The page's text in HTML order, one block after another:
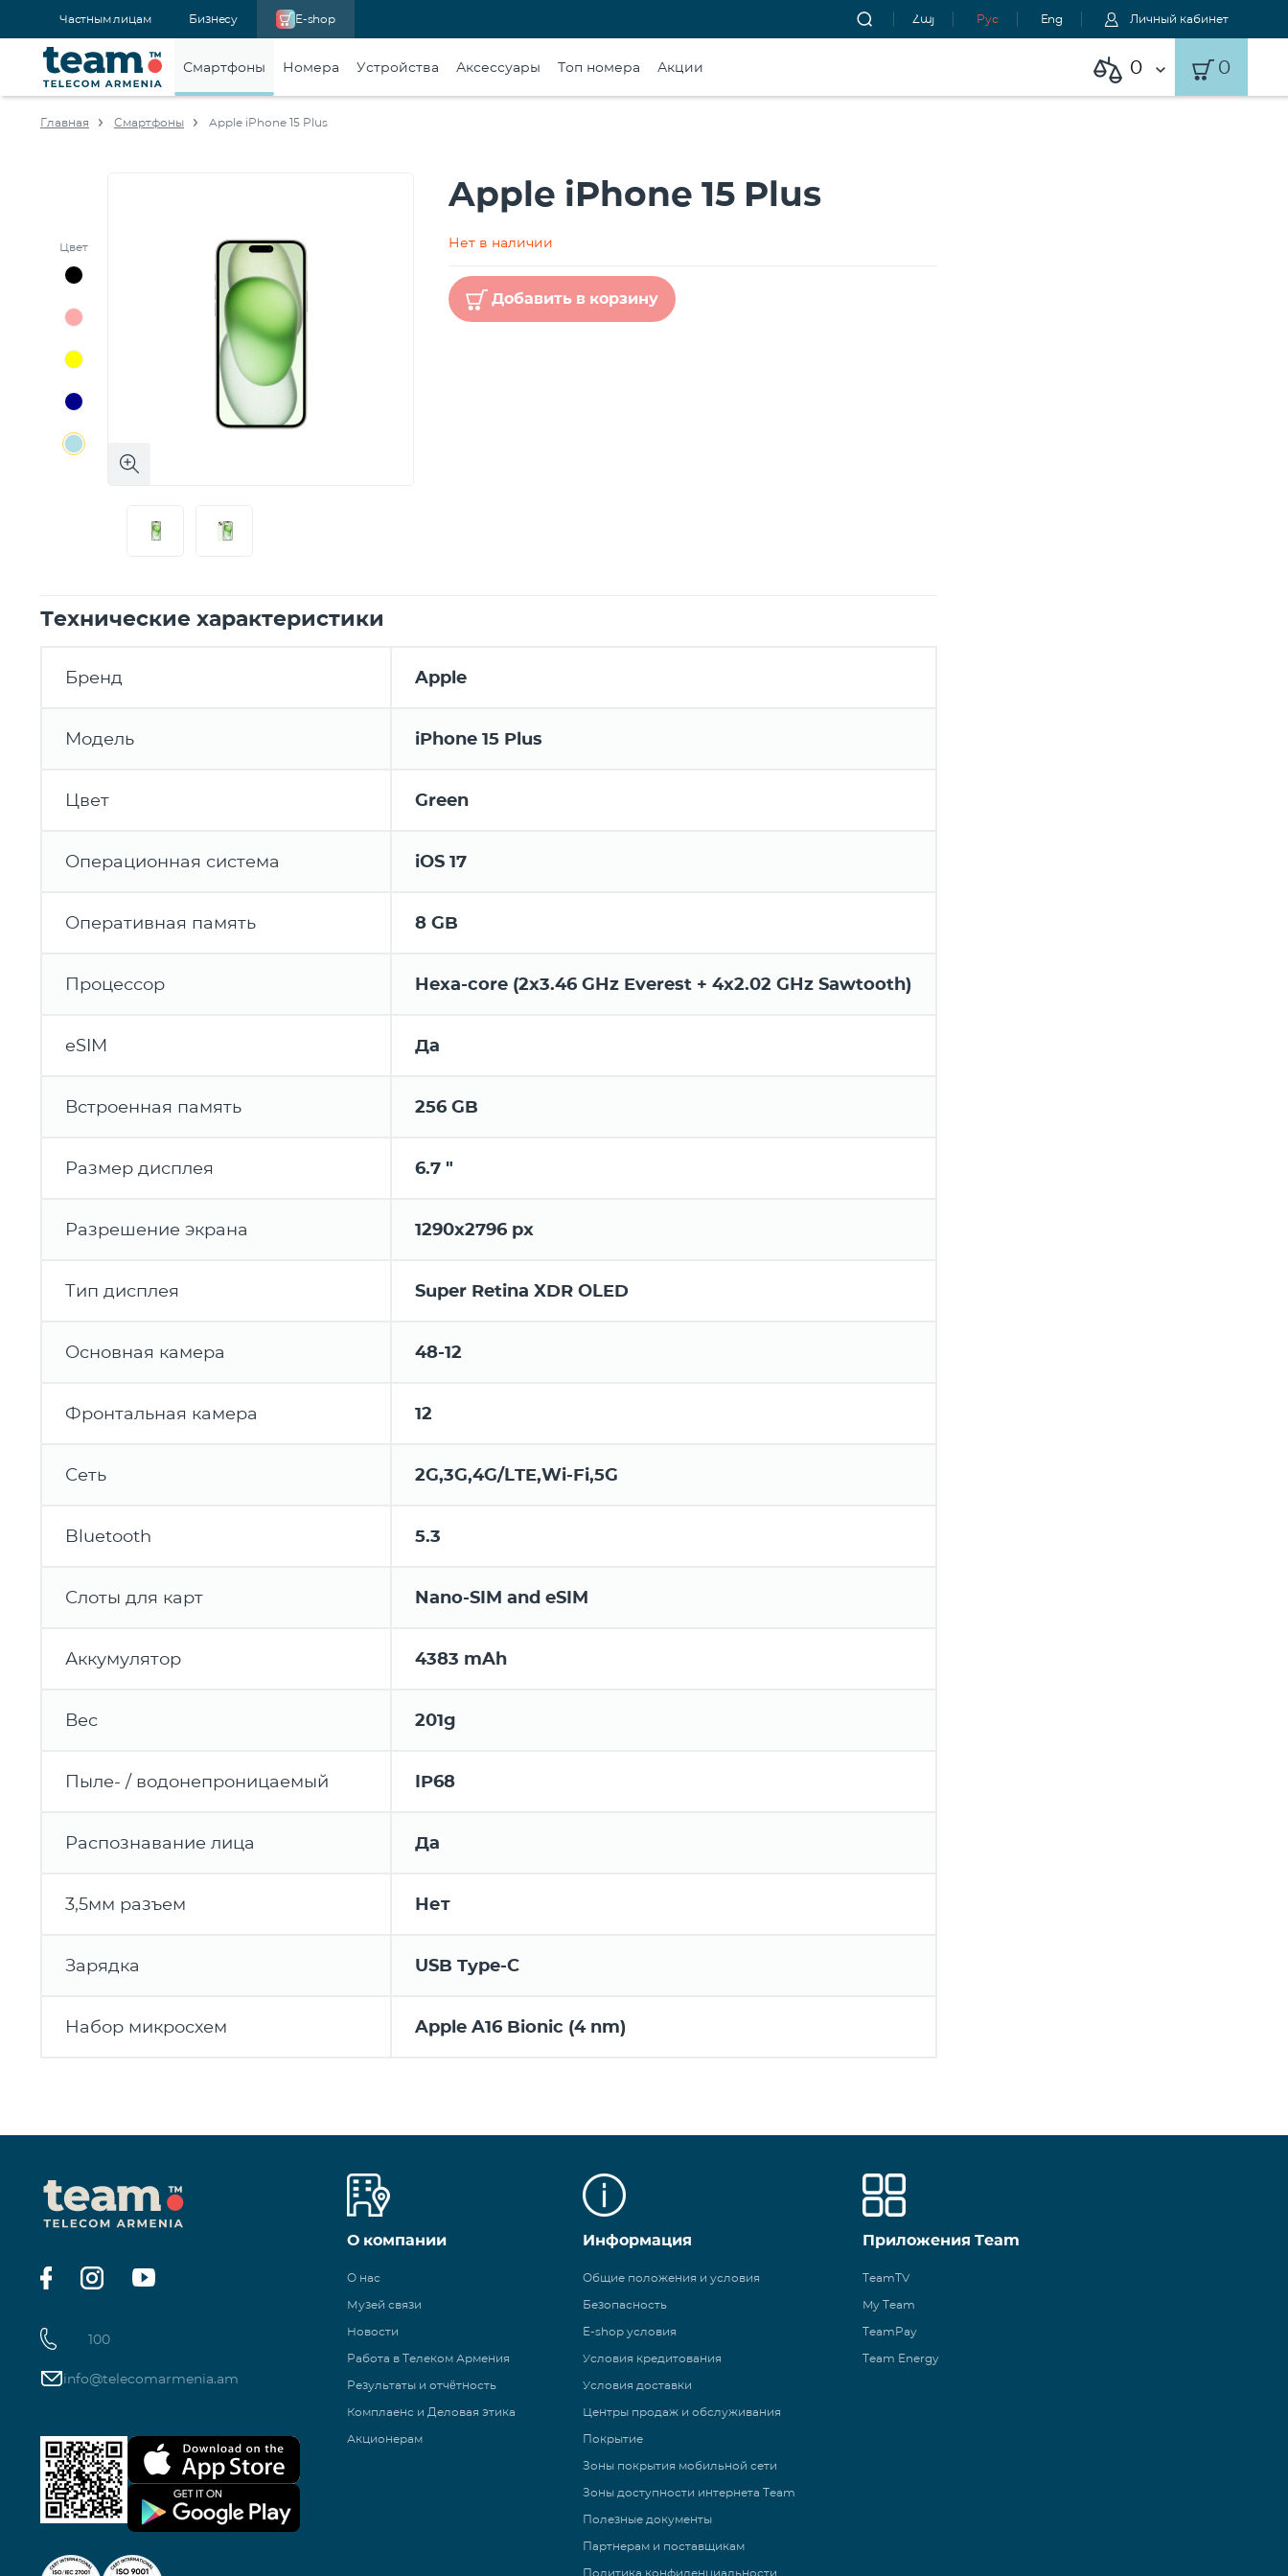
Частным лицам Бизнесу E-shop Հայ Рус Eng Личный кабинет
Смартфоны Номера Устройства Аксессуары Топ номера Акции 0 0
Главная Смартфоны Apple iPhone 15 Plus
Цвет
Apple iPhone 15 Plus
Нет в наличии
Добавить в корзину
Технические характеристики
Бренд Apple
Модель iPhone 15 Plus
Цвет Green
Операционная система iOS 17
Оперативная память 8 GB
Процессор Hexa-core (2x3.46 GHz Everest + 4x2.02 GHz Sawtooth)
eSIM Да
Встроенная память 256 GB
Размер дисплея 6.7 "
Разрешение экрана 1290x2796 px
Тип дисплея Super Retina XDR OLED
Основная камера 48-12
Фронтальная камера 12
Сеть 2G,3G,4G/LTE,Wi-Fi,5G
Bluetooth 5.3
Слоты для карт Nano-SIM and eSIM
Аккумулятор 4383 mAh
Вес 201g
Пыле- / водонепроницаемый IP68
Распознавание лица Да
3,5мм разъем Нет
Зарядка USB Type-C
Набор микросхем Apple A16 Bionic (4 nm)
100
info@telecomarmenia.am
О компании
О нас
Музей связи
Новости
Работа в Телеком Армения
Результаты и отчётность
Комплаенс и Деловая этика
Акционерам
Информация
Общие положения и условия
Безопасность
E-shop условия
Условия кредитования
Условия доставки
Центры продаж и обслуживания
Покрытие
Зоны покрытия мобильной сети
Зоны доступности интернета Team
Полезные документы
Партнерам и поставщикам
Политика конфиденциальности
Приложения Team
TeamTV
My Team
TeamPay
Team Energy